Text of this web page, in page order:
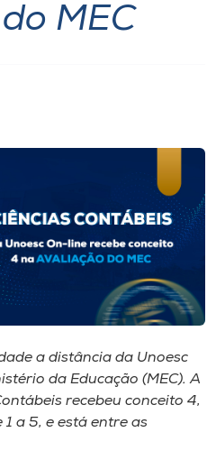
MEC
a distância da Unoesc
da Educação (MEC). A
recebeu conceito 4,
a 5, e está entre as